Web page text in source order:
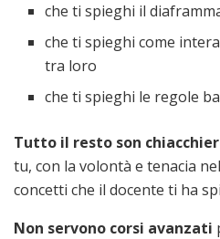
che ti spieghi il
che ti spieghi come
tra loro
che ti spieghi le regole
Tutto il resto son
tu, con la volontà e tenacia
concetti che il docente ti ha
Non servono corsi avanzati